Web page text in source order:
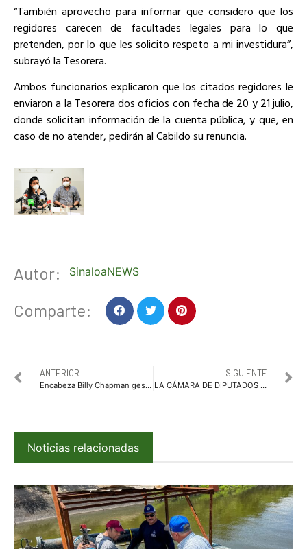
“También aprovecho para informar que considero que los
regidores carecen de facultades legales para lo que
pretenden, por lo que les solicito respeto a mi investidura”,
subrayó la Tesorera.
Ambos funcionarios explicaron que los citados regidores le
enviaron a la Tesorera dos oficios con fecha de 20 y 21 julio,
donde solicitan información de la cuenta pública, y que, en
caso de no atender, pedirán al Cabildo su renuncia.
Autor: SinaloaNEWS
Comparte:
ANTERIOR
Encabeza Billy Chapman gestión de cobranza ante JAPAF
SIGUIENTE
LA CÁMARA DE DIPUTADOS SE PREPARA ANTE LOS NUEVOS RETOS MARCADOS POR EL COVID-19: MARIO DELGADO
Noticias relacionadas